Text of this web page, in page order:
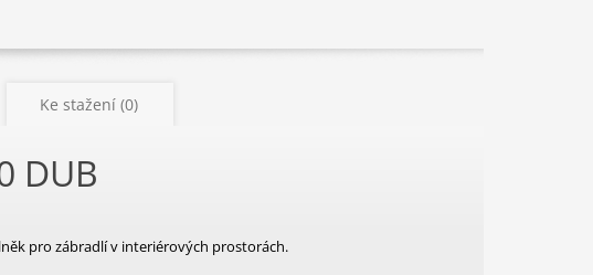
Ke stažení (0)
DUB
pro zábradlí v interiérových prostorách.